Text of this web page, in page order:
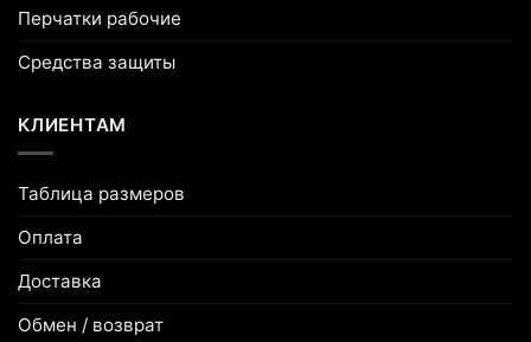
Перчатки рабочие
Средства защиты
КЛИЕНТАМ
Таблица размеров
Оплата
Доставка
Обмен / возврат